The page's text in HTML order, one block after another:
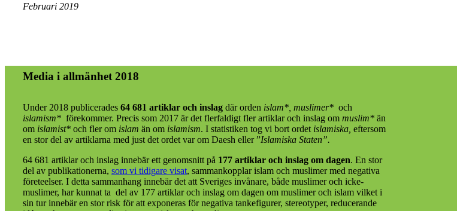
Februari 2019
Media i allmänhet 2018
Under 2018 publicerades 64 681 artiklar och inslag där orden islam*, muslimer* och
islamism* förekommer. Precis som 2017 är det flerfaldigt fler artiklar och inslag om muslim* än
om islamist* och fler om islam än om islamism. I statistiken tog vi bort ordet islamiska, eftersom
en stor del av artiklarna med just det ordet var om Daesh eller ”Islamiska Staten”.
64 681 artiklar och inslag innebär ett genomsnitt på 177 artiklar och inslag om dagen. En stor
del av publikationerna, som vi tidigare visat, sammankopplar islam och muslimer med negativa
företeelser. I detta sammanhang innebär det att Sveriges invånare, både muslimer och icke-
muslimer, har kunnat ta del av 177 artiklar och inslag om dagen om muslimer och islam vilket i
sin tur innebär en stor risk för att exponeras för negativa tankefigurer, stereotyper, reducerande